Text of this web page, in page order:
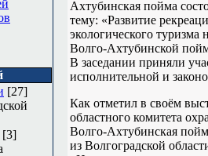
[27]
[3]
Ахтубинская пойма
тему: «Развитие
экологического
Волго-Ахтубинской
В заседании приняли
исполнительной и
Как отметил в своём
областного комитета
Волго-Ахтубинская
из Волгоградской